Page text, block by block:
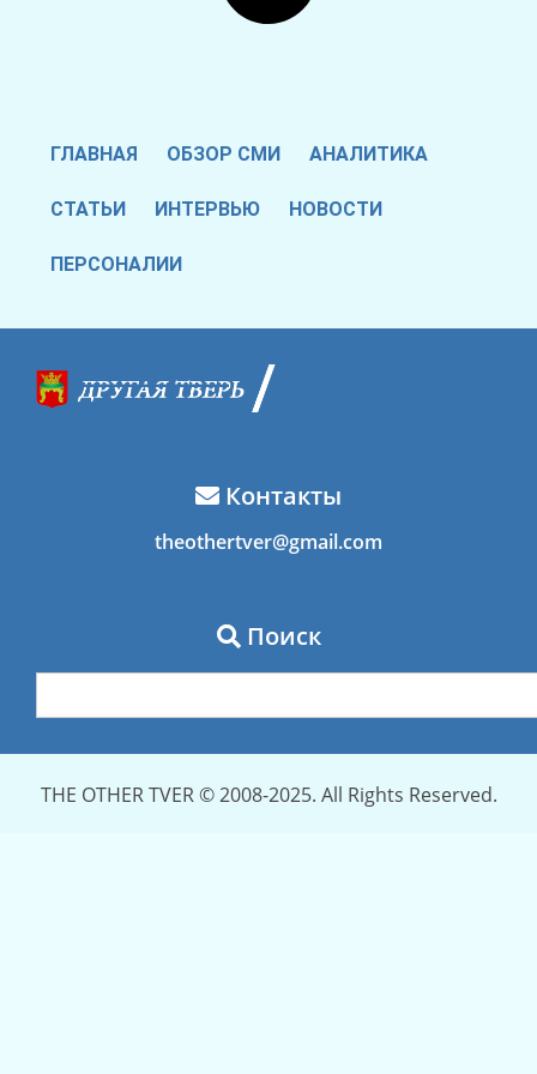
ГЛАВНАЯ ОБЗОР СМИ АНАЛИТИКА
СТАТЬИ ИНТЕРВЬЮ НОВОСТИ
ПЕРСОНАЛИИ
Контакты
theothertver@gmail.com
Поиск
THE OTHER TVER © 2008-2025. All Rights Reserved.